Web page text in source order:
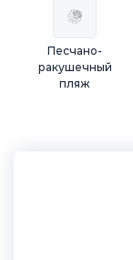
Песчано-
ракушечный
пляж